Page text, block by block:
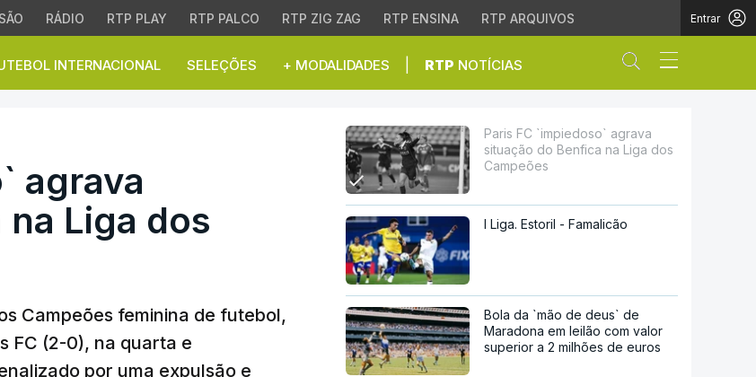
RÁDIO RTP PLAY RTP PALCO RTP ZIG ZAG RTP ENSINA RTP ARQUIVOS Entrar
INTERNACIONAL SELEÇÕES + MODALIDADES RTP NOTÍCIAS Abrir campo
situação do Benfica na Liga dos
agrava
Liga dos
Campeões feminina de futebol,
FC (2-0), na quarta e
por uma expulsão e
Paris FC `impiedoso` agrava
situação do Benfica na Liga dos
Campeões
I Liga. Estoril - Famalicão
Bola da `mão de deus` de
Maradona em leilão com valor
superior a 2 milhões de euros